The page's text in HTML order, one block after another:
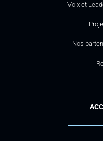
Voix et
Nos